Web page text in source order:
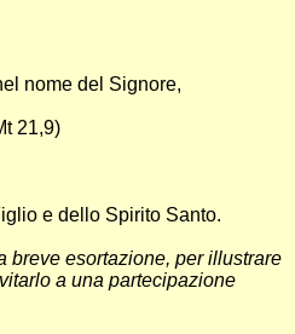
nome del Signore,
21,9)
e dello Spirito Santo.
breve esortazione, per illustrare
a una partecipazione